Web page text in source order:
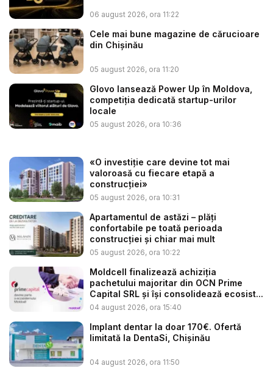
06 august 2026, ora 11:22
Cele mai bune magazine de cărucioare
din Chișinău
05 august 2026, ora 11:20
Glovo lansează Power Up în Moldova,
competiția dedicată startup-urilor
locale
05 august 2026, ora 10:36
«O investiție care devine tot mai
valoroasă cu fiecare etapă a
construcției»
05 august 2026, ora 10:31
Apartamentul de astăzi – plăți
confortabile pe toată perioada
construcției și chiar mai mult
05 august 2026, ora 10:22
Moldcell finalizează achiziția
pachetului majoritar din OCN Prime
Capital SRL și își consolidează ecosist...
04 august 2026, ora 15:40
Implant dentar la doar 170€. Ofertă
limitată la DentaSi, Chișinău
04 august 2026, ora 11:50